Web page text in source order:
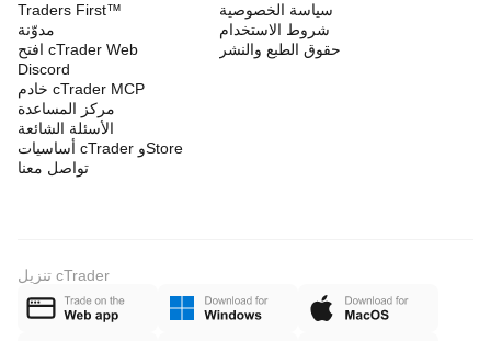
Traders First™
مدوّنة
افتح cTrader Web
Discord
خادم cTrader MCP
مركز المساعدة
الأسئلة الشائعة
أساسيات cTrader وStore
تواصل معنا
سياسة الخصوصية
شروط الاستخدام
حقوق الطبع والنشر
تنزيل cTrader